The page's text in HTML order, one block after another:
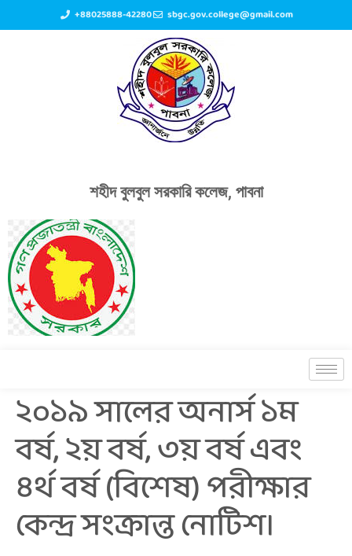
+88025888-42280 sbgc.gov.college@gmail.com
শহীদ বুলবুল সরকারি কলেজ, পাবনা
২০১৯ সালের অনার্স ১ম
বর্ষ, ২য় বর্ষ, ৩য় বর্ষ এবং
৪র্থ বর্ষ (বিশেষ) পরীক্ষার
কেন্দ্র সংক্রান্ত নোটিশ।